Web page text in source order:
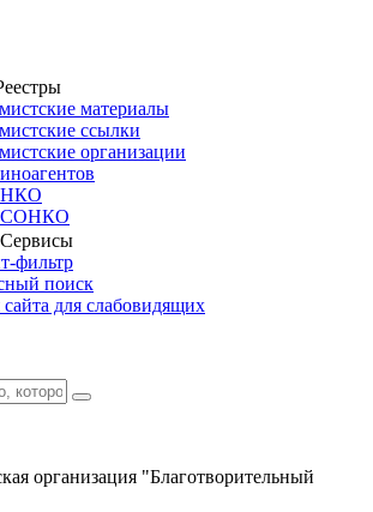
материалы
ссылки
организации
НКО
СОНКО
Cервисы
фильтр
поиск
для слабовидящих
организация "Благотворительный